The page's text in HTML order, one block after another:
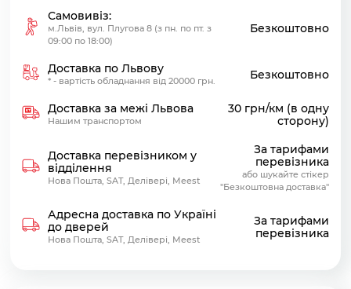
Самовивіз:
м.Львів, вул. Плугова 8 (з пн. по пт. з
09:00 по 18:00)
Безкоштовно
Доставка по Львову
* - вартість обладнання від 20000 грн. Безкоштовно
Доставка за межі Львова
Нашим транспортом
30 грн/км (в одну
сторону)
Доставка перевізником у
відділення
Нова Пошта, SAT, Делівері, Meest
За тарифами
перевізника
або шукайте стікер
"Безкоштовна доставка"
Адресна доставка по Україні
до дверей
Нова Пошта, SAT, Делівері, Meest
За тарифами
перевізника